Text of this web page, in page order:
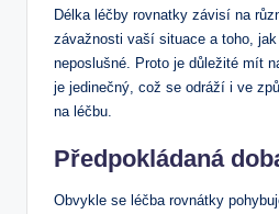
Délka léčby rovnatky závisí na
závažnosti vaší situace a toho,
neposlušné. Proto je důležité mít
je jedinečný, což se odráží i ve
na léčbu.
Předpokládaná
Obvykle se léčba rovnátky